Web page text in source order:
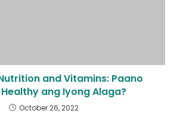
and Vitamins: Paano
ang Iyong Alaga?
October 26, 2022